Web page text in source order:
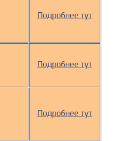
Подробнее тут
Подробнее тут
Подробнее тут